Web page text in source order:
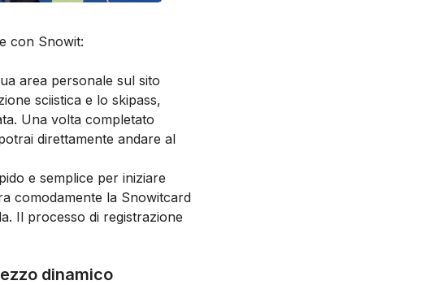
con Snowit:
area personale sul sito
sciistica e lo skipass,
Una volta completato
direttamente andare al
e semplice per iniziare
comodamente la Snowitcard
Il processo di registrazione
dinamico